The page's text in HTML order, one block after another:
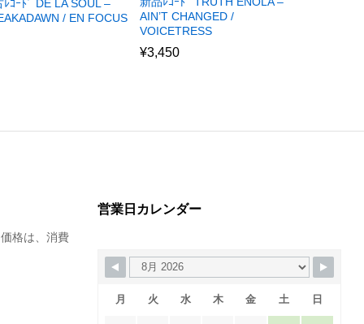
ﾚｺｰﾄﾞ DE LA SOUL –
/ EN FOCUS
AIN’T CHANGED /
VOICETRESS
¥3,450
格は、消費
営業日カレンダー
月 火 水 木 金 土 日